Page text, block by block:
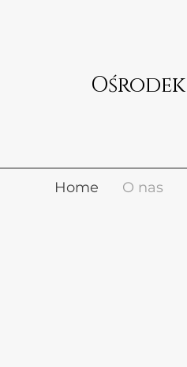
Home O nas